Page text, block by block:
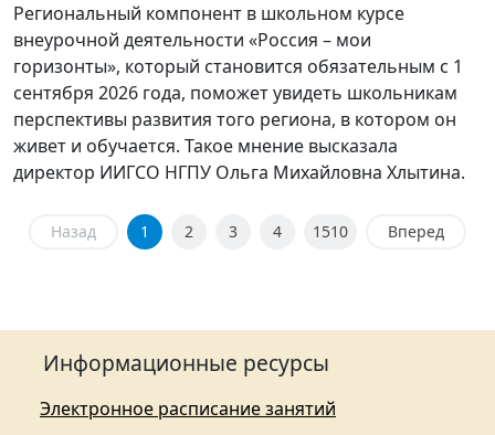
Региональный компонент в школьном курсе
внеурочной деятельности «Россия – мои
горизонты», который становится обязательным с 1
сентября 2026 года, поможет увидеть школьникам
перспективы развития того региона, в котором он
живет и обучается. Такое мнение высказала
директор ИИГСО НГПУ Ольга Михайловна Хлытина.
Назад 1 2 3 4 1510 Вперед
Информационные ресурсы
Электронное расписание занятий